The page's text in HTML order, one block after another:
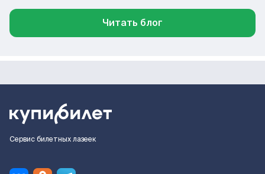
Читать блог
Сервис билетных лазеек